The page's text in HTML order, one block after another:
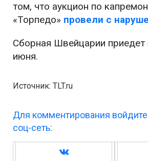
том, что аукцион по
«Торпедо» провели с
Сборная Швейцарии приедет
июня.
Источник: TLT.ru
Для комментирования
соц-сеть: